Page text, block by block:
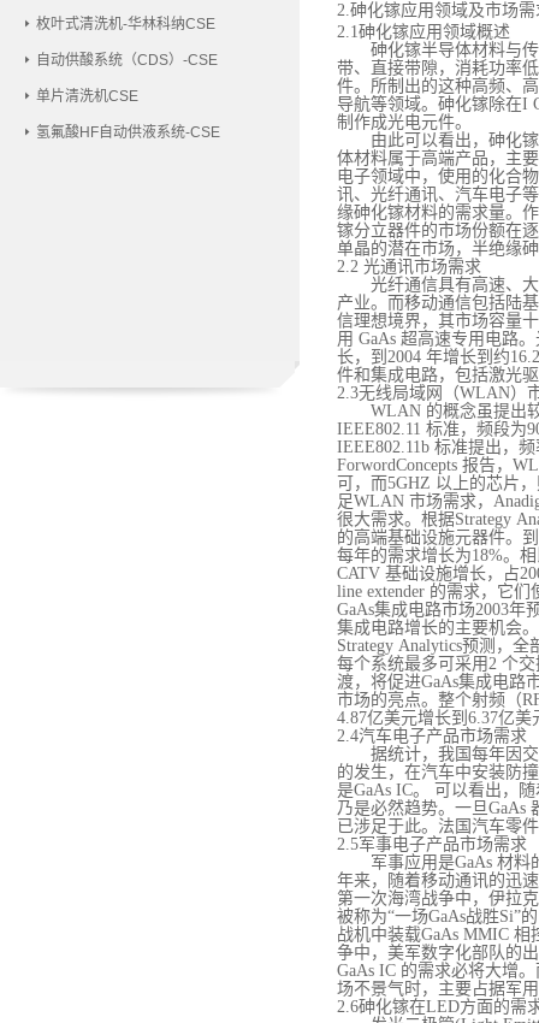
枚叶式清洗机-华林科纳CSE
自动供酸系统（CDS）-CSE
单片清洗机CSE
氢氟酸HF自动供液系统-CSE
2.砷化镓应用领域及市场
2.1砷化镓应用领域概述
砷化镓半导体材料与
带、直接带隙，消耗功率
件。所制出的这种高频、
导航等领域。砷化镓除在I
制作成光电元件。
由此可以看出，砷化
体材料属于高端产品，主
电子领域中，使用的化合
讯、光纤通讯、汽车电子
缘砷化镓材料的需求量。
镓分立器件的市场份额在
单晶的潜在市场，半绝缘
2.2 光通讯市场需求
光纤通信具有高速、
产业。而移动通信包括陆
信理想境界，其市场容量
用 GaAs 超高速专用电路
长，到2004 年增长到约
件和集成电路，包括激光
2.3无线局域网（WLAN）
WLAN 的概念虽提出
IEEE802.11 标准，频段为
IEEE802.11b 标准提出，
ForwordConcepts 报告，
可，而5GHZ 以上的芯片
足WLAN 市场需求，
很大需求。根据Strategy
的高端基础设施元器件。
每年的需求增长为18%。
CATV 基础设施增长，占
line extender 的需求，它
GaAs集成电路市场2003年
集成电路增长的主要机会
Strategy Analytics预测，
每个系统最多可采用2 个
渡，将促进GaAs集成电路
市场的亮点。整个射频（
4.87亿美元增长到6.37亿
2.4汽车电子产品市场需求
据统计，我国每年因
的发生，在汽车中安装防
是GaAs IC。 可以看出，
乃是必然趋势。一旦GaAs
已涉足于此。法国汽车零
2.5军事电子产品市场需求
军事应用是GaAs 材料
年来，随着移动通讯的迅
第一次海湾战争中，伊拉
被称为“一场GaAs战胜Si”
战机中装载GaAs MMIC
争中，美军数字化部队的
GaAs IC 的需求必将大增
场不景气时，主要占据军
2.6砷化镓在LED方面的需